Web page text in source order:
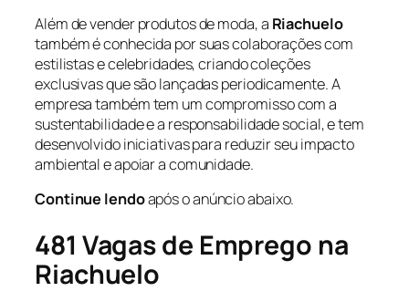
Além de vender produtos de moda, a Riachuelo
também é conhecida por suas colaborações com
estilistas e celebridades, criando coleções
exclusivas que são lançadas periodicamente. A
empresa também tem um compromisso com a
sustentabilidade e a responsabilidade social, e tem
desenvolvido iniciativas para reduzir seu impacto
ambiental e apoiar a comunidade.
Continue lendoapós o anúncio abaixo.
481 Vagas de Emprego na
Riachuelo